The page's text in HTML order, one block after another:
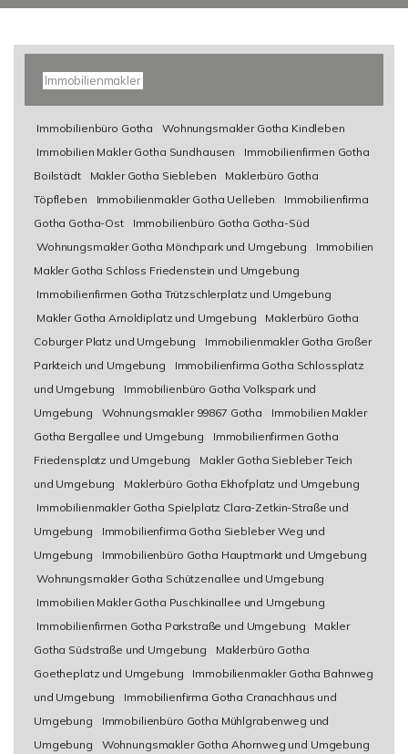
Immobilienmakler
Immobilienbüro Gotha
Wohnungsmakler Gotha Kindleben
Immobilien Makler Gotha Sundhausen
Immobilienfirmen Gotha
Boilstädt
Makler Gotha Siebleben
Maklerbüro Gotha
Töpfleben
Immobilienmakler Gotha Uelleben
Immobilienfirma
Gotha Gotha-Ost
Immobilienbüro Gotha Gotha-Süd
Wohnungsmakler Gotha Mönchpark und Umgebung
Immobilien
Makler Gotha Schloss Friedenstein und Umgebung
Immobilienfirmen Gotha Trützschlerplatz und Umgebung
Makler Gotha Arnoldiplatz und Umgebung
Maklerbüro Gotha
Coburger Platz und Umgebung
Immobilienmakler Gotha Großer
Parkteich und Umgebung
Immobilienfirma Gotha Schlossplatz
und Umgebung
Immobilienbüro Gotha Volkspark und
Umgebung
Wohnungsmakler 99867 Gotha
Immobilien Makler
Gotha Bergallee und Umgebung
Immobilienfirmen Gotha
Friedensplatz und Umgebung
Makler Gotha Siebleber Teich
und Umgebung
Maklerbüro Gotha Ekhofplatz und Umgebung
Immobilienmakler Gotha Spielplatz Clara-Zetkin-Straße und
Umgebung
Immobilienfirma Gotha Siebleber Weg und
Umgebung
Immobilienbüro Gotha Hauptmarkt und Umgebung
Wohnungsmakler Gotha Schützenallee und Umgebung
Immobilien Makler Gotha Puschkinallee und Umgebung
Immobilienfirmen Gotha Parkstraße und Umgebung
Makler
Gotha Südstraße und Umgebung
Maklerbüro Gotha
Goetheplatz und Umgebung
Immobilienmakler Gotha Bahnweg
und Umgebung
Immobilienfirma Gotha Cranachhaus und
Umgebung
Immobilienbüro Gotha Mühlgrabenweg und
Umgebung
Wohnungsmakler Gotha Ahornweg und Umgebung